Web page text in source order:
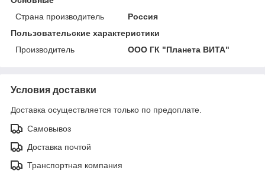
Страна производитель
Россия
Пользовательские характеристики
Производитель
ООО ГК "Планета ВИТА"
Условия доставки
Доставка осуществляется только по предоплате.
Самовывоз
Доставка почтой
Транспортная компания